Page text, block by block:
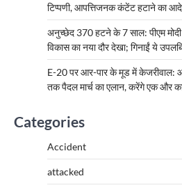
टिप्पणी, आपत्तिजनक कंटेंट हटाने का
अनुच्छेद 370 हटने के 7 साल: पीएम
विकास का नया दौर देखा; गिनाईं ये
E-20 पर आर-पार के मूड में
तक पैदल मार्च का एलान, करेंगे एक और
Categories
Accident
attacked